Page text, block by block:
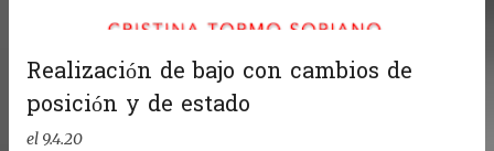
Realización de bajo con cambios de
posición y de estado
el 9.4.20